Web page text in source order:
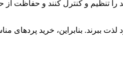
را تنظیم و کنترل کنند و حفاظت
ببرند. بنابراین، خرید پردهای